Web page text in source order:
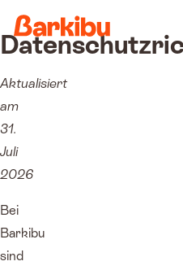
Aktualisiert
am
31.
Juli
2026
Bei
Barkibu
sind